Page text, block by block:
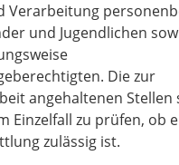
Verarbeitung
und Jugendlichen
Die zur
angehaltenen Stellen
Einzelfall zu prüfen, ob
zulässig ist.